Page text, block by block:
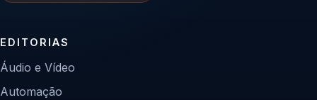
EDITORIAS
Áudio e Vídeo
Automação